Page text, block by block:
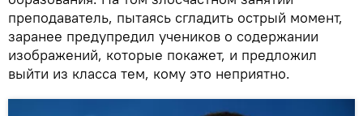
преподаватель, пытаясь сгладить острый момент,
заранее предупредил учеников о содержании
изображений, которые покажет, и предложил
выйти из класса тем, кому это неприятно.